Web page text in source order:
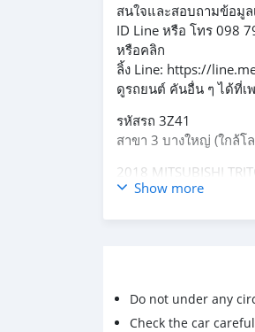
สนใจและสอบถามข้อมู
ID Line หรือ โทร 098
หรือคลิก
ลิ้ง Line: https://
ดูรถยนต์ คันอื่น ๆ ได้ที่เ
รหัสรถ 3Z41
สาขา 3 บางใหญ่ (ใกล้โ
2018 MITSUBISHI
🔥 ดอกเบี้ย 1.69 % ต
🔥 มีรถให้เลือกมากกว่า
🔥 รับประกันคุณภาพ ไม่
Show more
Do not under any
Check the car